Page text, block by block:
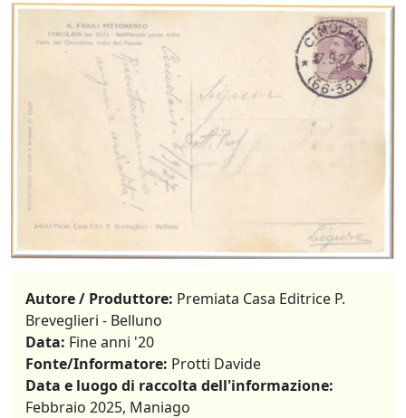
Autore / Produttore: Premiata Casa Editrice P.
Breveglieri - Belluno
Data: Fine anni '20
Fonte/Informatore: Protti Davide
Data e luogo di raccolta dell'informazione:
Febbraio 2025, Maniago